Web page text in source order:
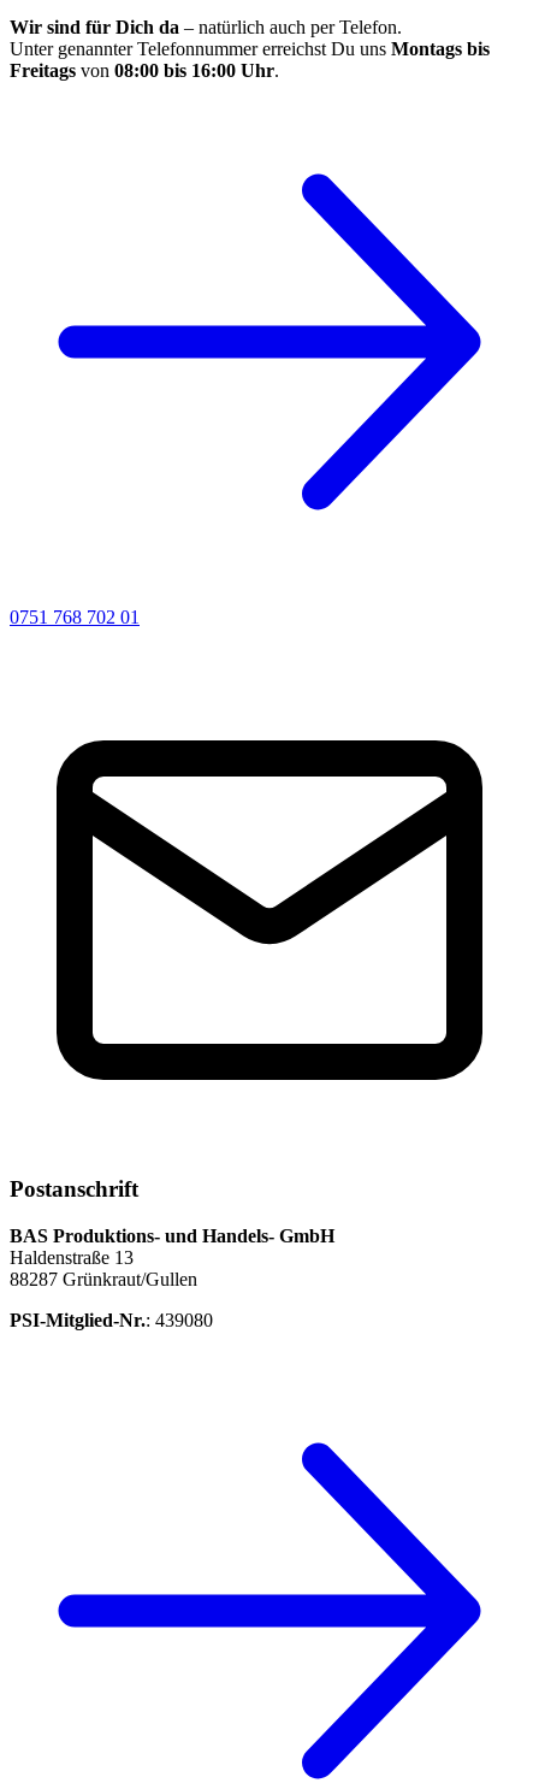
Wir sind für Dich da – natürlich auch per Telefon.
Unter genannter Telefonnummer erreichst Du uns Montags bis
Freitags von 08:00 bis 16:00 Uhr.
0751 768 702 01
Postanschrift
BAS Produktions- und Handels- GmbH
Haldenstraße 13
88287 Grünkraut/Gullen
PSI-Mitglied-Nr.: 439080